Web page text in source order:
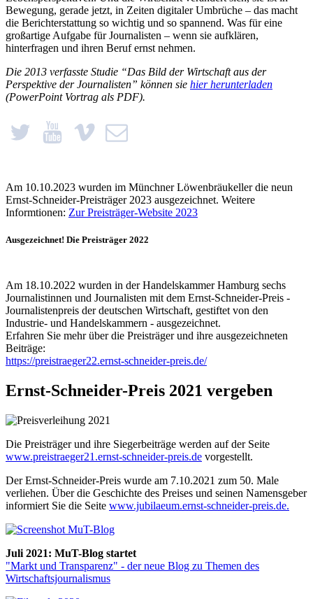
Bewegung, gerade jetzt, in Zeiten digitaler Umbrüche – das macht
die Berichterstattung so wichtig und so spannend. Was für eine
großartige Aufgabe für Journalisten – wenn sie aufklären,
hinterfragen und ihren Beruf ernst nehmen.
Die 2013 verfasste Studie “Das Bild der Wirtschaft aus der
Perspektive der Journalisten” können sie hier herunterladen
(PowerPoint Vortrag als PDF).
Am 10.10.2023 wurden im Münchner Löwenbräukeller die neun
Ernst-Schneider-Preisträger 2023 ausgezeichnet. Weitere
Informtionen: Zur Preisträger-Website 2023
Ausgezeichnet! Die Preisträger 2022
Am 18.10.2022 wurden in der Handelskammer Hamburg sechs
Journalistinnen und Journalisten mit dem Ernst-Schneider-Preis -
Journalistenpreis der deutschen Wirtschaft, gestiftet von den
Industrie- und Handelskammern - ausgezeichnet.
Erfahren Sie mehr über die Preisträger und ihre ausgezeichneten
Beiträge:
https://preistraeger22.ernst-schneider-preis.de/
Ernst-Schneider-Preis 2021 vergeben
Die Preisträger und ihre Siegerbeiträge werden auf der Seite
www.preistraeger21.ernst-schneider-preis.de vorgestellt.
Der Ernst-Schneider-Preis wurde am 7.10.2021 zum 50. Male
verliehen. Über die Geschichte des Preises und seinen Namensgeber
informiert Sie die Seite www.jubilaeum.ernst-schneider-preis.de.
Juli 2021: MuT-Blog startet
"Markt und Transparenz" - der neue Blog zu Themen des
Wirtschaftsjournalismus